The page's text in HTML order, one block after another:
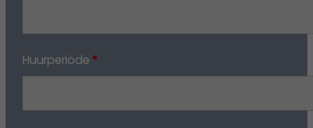
Huurperiode*